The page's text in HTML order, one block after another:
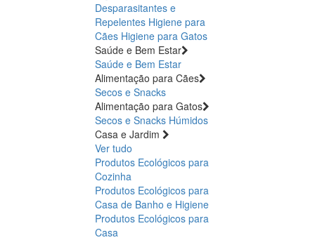
Desparasitantes e
Repelentes Higiene para
Cães Higiene para Gatos
Saúde e Bem Estar
Saúde e Bem Estar
Alimentação para Cães
Secos e Snacks
Alimentação para Gatos
Secos e Snacks Húmidos
Casa e Jardim
Ver tudo
Produtos Ecológicos para
Cozinha
Produtos Ecológicos para
Casa de Banho e Higiene
Produtos Ecológicos para
Casa